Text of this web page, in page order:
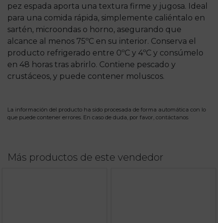
pez espada aporta una textura firme y jugosa. Ideal
para una comida rápida, simplemente caliéntalo en
sartén, microondas o horno, asegurando que
alcance al menos 75ºC en su interior. Conserva el
producto refrigerado entre 0ºC y 4ºC y consúmelo
en 48 horas tras abrirlo. Contiene pescado y
crustáceos, y puede contener moluscos.
La información del producto ha sido procesada de forma automática con lo
que puede contener errores. En caso de duda, por favor, contáctanos
Más productos de este vendedor